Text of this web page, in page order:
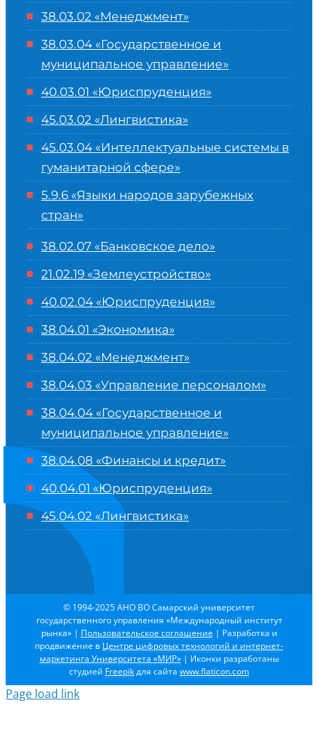
38.03.02 «Менеджмент»
38.03.04 «Государственное и
муниципальное управление»
40.03.01 «Юриспруденция»
45.03.02 «Лингвистика»
45.03.04 «Интеллектуальные системы в
гуманитарной сфере»
5.9.6 «Языки народов зарубежных
стран»
38.02.07 «Банковское дело»
21.02.19 «Землеустройство»
40.02.04 «Юриспруденция»
38.04.01 «Экономика»
38.04.02 «Менеджмент»
38.04.03 «Управление персоналом»
38.04.04 «Государственное и
муниципальное управление»
38.04.08 «Финансы и кредит»
40.04.01 «Юриспруденция»
45.04.02 «Лингвистика»
© 1994-2025 АНО ВО Самарский университет
государственного управления «Международный институт
рынка» | Пользовательское соглашение | Разработка и
продвижение в Центре цифровых технологий и интернет-
маркетинга Университета «МИР»| Иконки разработаны
студией Freepikдля сайта www.flaticon.com
Page load link